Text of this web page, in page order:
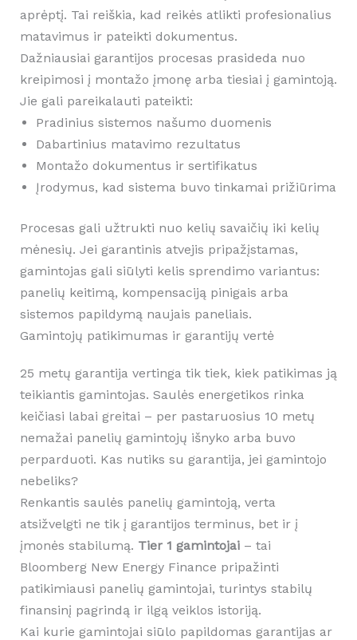
aprėptį. Tai reiškia, kad reikės atlikti profesionalius
matavimus ir pateikti dokumentus.
Dažniausiai garantijos procesas prasideda nuo
kreipimosi į montažo įmonę arba tiesiai į gamintoją.
Jie gali pareikalauti pateikti:
Pradinius sistemos našumo duomenis
Dabartinius matavimo rezultatus
Montažo dokumentus ir sertifikatus
Įrodymus, kad sistema buvo tinkamai prižiūrima
Procesas gali užtrukti nuo kelių savaičių iki kelių
mėnesių. Jei garantinis atvejis pripažįstamas,
gamintojas gali siūlyti kelis sprendimo variantus:
panelių keitimą, kompensaciją pinigais arba
sistemos papildymą naujais paneliais.
Gamintojų patikimumas ir garantijų vertė
25 metų garantija vertinga tik tiek, kiek patikimas ją
teikiantis gamintojas. Saulės energetikos rinka
keičiasi labai greitai – per pastaruosius 10 metų
nemažai panelių gamintojų išnyko arba buvo
perparduoti. Kas nutiks su garantija, jei gamintojo
nebeliks?
Renkantis saulės panelių gamintoją, verta
atsižvelgti ne tik į garantijos terminus, bet ir į
įmonės stabilumą. Tier 1 gamintojai– tai
Bloomberg New Energy Finance pripažinti
patikimiausi panelių gamintojai, turintys stabilų
finansinį pagrindą ir ilgą veiklos istoriją.
Kai kurie gamintojai siūlo papildomas garantijas ar